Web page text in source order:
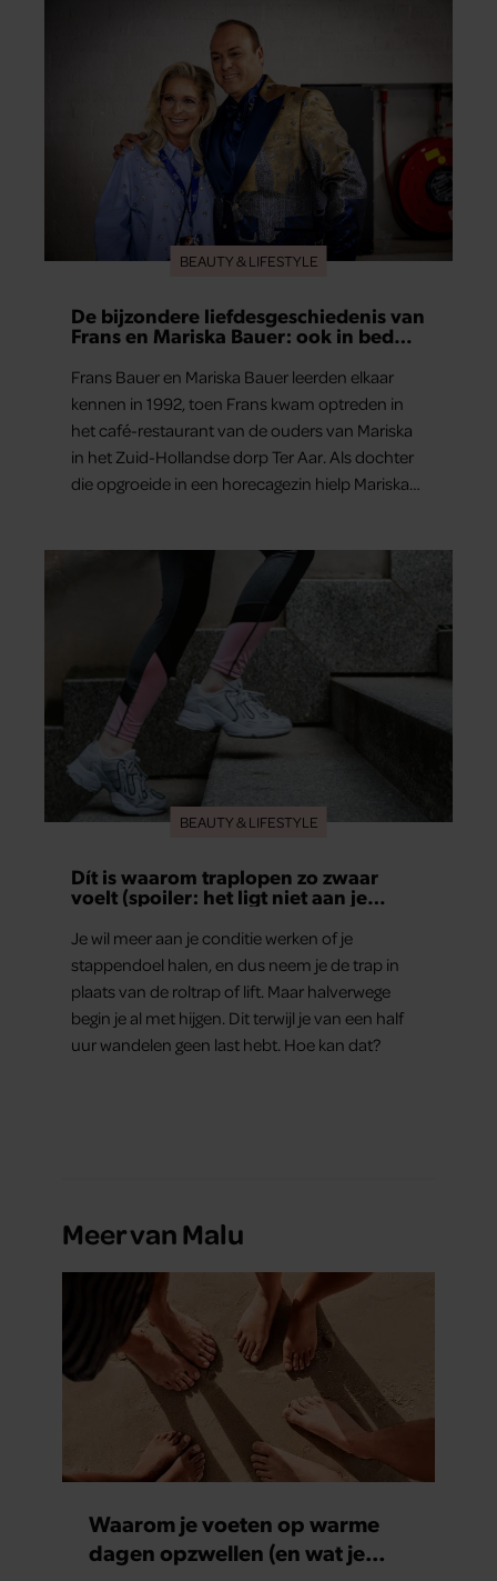
BEAUTY & LIFESTYLE
De bijzondere liefdesgeschiedenis van
Frans en Mariska Bauer: ook in bed
Frans Bauer en Mariska Bauer leerden elkaar
kennen in 1992, toen Frans kwam optreden in
het café-restaurant van de ouders van Mariska
in het Zuid-Hollandse dorp Ter Aar. Als dochter
die opgroeide in een horecagezin hielp Mariska
BEAUTY & LIFESTYLE
Dít is waarom traplopen zo zwaar
voelt (spoiler: het ligt niet aan je
Je wil meer aan je conditie werken of je
stappendoel halen, en dus neem je de trap in
plaats van de roltrap of lift. Maar halverwege
begin je al met hijgen. Dit terwijl je van een half
uur wandelen geen last hebt. Hoe kan dat?
Meer van Malu
Waarom je voeten op warme
dagen opzwellen (en wat je